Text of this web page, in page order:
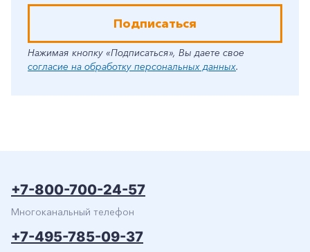
Подписаться
Нажимая кнопку «Подписаться», Вы даете свое
согласие на обработку персональных данных.
+7-800-700-24-57
Многоканальный телефон
+7-495-785-09-37